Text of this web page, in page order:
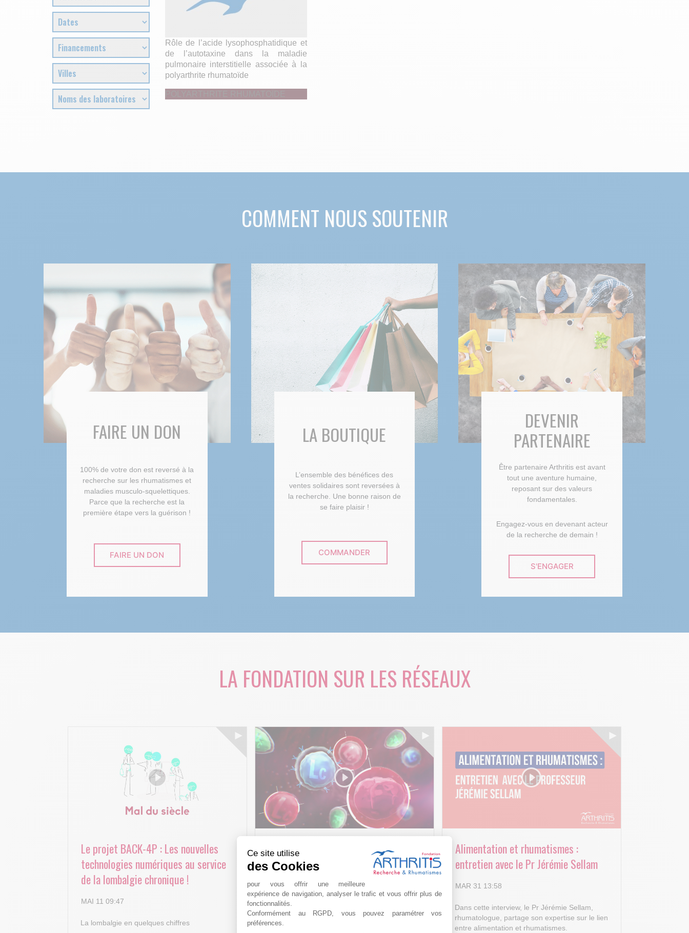
Ce site utilise
des Cookies
pour vous offrir une meilleure
expérience de navigation, analyser le trafic et vous offrir plus de
fonctionnalités.
Conformément au RGPD, vous pouvez paramétrer vos
préférences.
Rôle de l’acide lysophosphatidique et
de l’autotaxine dans la maladie
pulmonaire interstitielle associée à la
polyarthrite rhumatoïde
COMMENT NOUS SOUTENIR
FAIRE UN DON
100% de votre don est reversé à la
recherche sur les rhumatismes et
maladies musculo-squelettiques.
Parce que la recherche est la
première étape vers la guérison !
FAIRE UN DON
LA BOUTIQUE
L’ensemble des bénéfices des
ventes solidaires sont reversées à
la recherche. Une bonne raison de
se faire plaisir !
COMMANDER
DEVENIR
PARTENAIRE
Être partenaire Arthritis est avant
tout une aventure humaine,
reposant sur des valeurs
fondamentales.
Engagez-vous en devenant acteur
de la recherche de demain !
S'ENGAGER
LA FONDATION SUR LES RÉSEAUX
Le projet BACK-4P : Les nouvelles
technologies numériques au service
de la lombalgie chronique !
MAI 11 09:47
La lombalgie en quelques chiffres
Arthritis4Cure - Cure-RA
AVR 22 15:01
Alimentation et rhumatismes :
entretien avec le Pr Jérémie Sellam
MAR 31 13:58
Dans cette interview, le Pr Jérémie Sellam,
rhumatologue, partage son expertise sur le lien
entre alimentation et rhumatismes.